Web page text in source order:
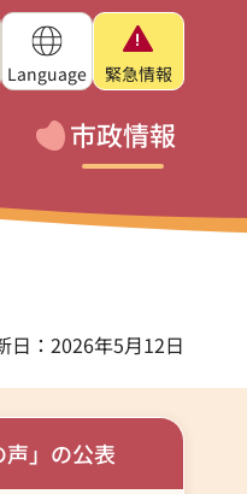
Language 緊急情報
市政情報
日：2026年5月12日
声」の公表